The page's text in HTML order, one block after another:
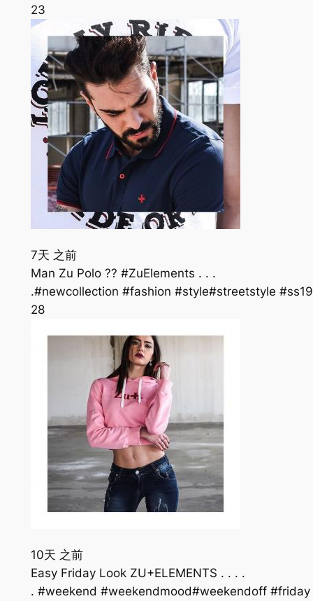
23
7天 之前
Man Zu Polo ?? #ZuElements . . .
.#newcollection #fashion #style#streetstyle
28
10天 之前
Easy Friday Look ZU+ELEMENTS . . . .
. #weekend #weekendmood#weekendoff